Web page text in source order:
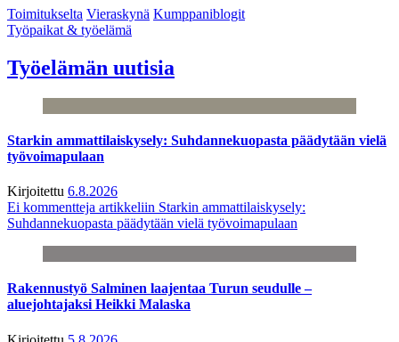
Toimitukselta Vieraskynä Kumppaniblogit
Työpaikat & työelämä
Työelämän uutisia
Starkin ammattilaiskysely: Suhdannekuopasta päädytään vielä
työvoimapulaan
Kirjoitettu 6.8.2026
Ei kommentteja artikkeliin Starkin ammattilaiskysely:
Suhdannekuopasta päädytään vielä työvoimapulaan
Rakennustyö Salminen laajentaa Turun seudulle –
aluejohtajaksi Heikki Malaska